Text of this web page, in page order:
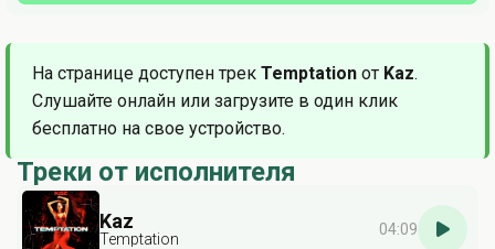
На странице доступен трек Temptation от Kaz.
Слушайте онлайн или загрузите в один клик
бесплатно на свое устройство.
Треки от исполнителя
Kaz
Temptation
04:09